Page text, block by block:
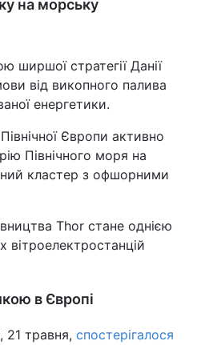
на морську
ширшої стратегії Данії
від викопного палива
енергетики.
Європи активно
Північного моря на
кластер з офшорними
Thor стане однією
вітроелектростанцій
в Європі
21 травня, спостерігалося